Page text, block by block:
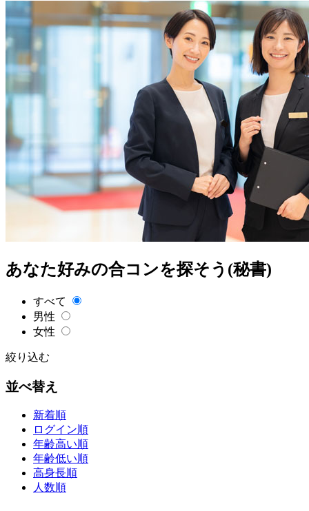
あなた好みの合コンを探そう(秘書)
すべて
男性
女性
絞り込む
並べ替え
新着順
ログイン順
年齢高い順
年齢低い順
高身長順
人数順